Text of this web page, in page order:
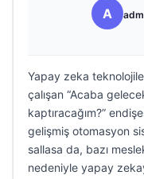
A
Yapay zeka
çalışan “Acaba
kaptıracağım?”
gelişmiş otomasyon
sallasa da, bazı
nedeniyle yapay